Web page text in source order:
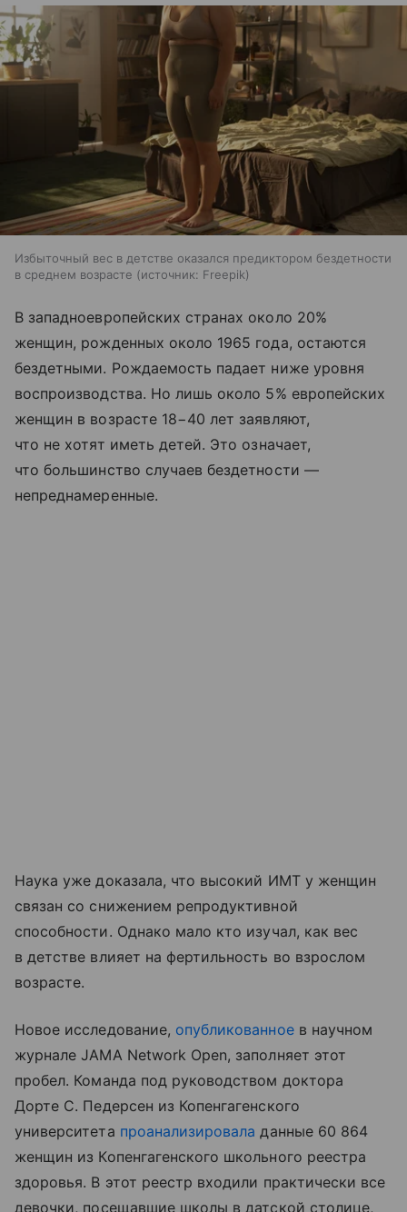
Избыточный вес в детстве оказался предиктором бездетности
в среднем возрасте
источник: Freepik
В западноевропейских странах около 20%
женщин, рожденных около 1965 года, остаются
бездетными. Рождаемость падает ниже уровня
воспроизводства. Но лишь около 5% европейских
женщин в возрасте 18−40 лет заявляют,
что не хотят иметь детей. Это означает,
что большинство случаев бездетности —
непреднамеренные.
Наука уже доказала, что высокий ИМТ у женщин
связан со снижением репродуктивной
способности. Однако мало кто изучал, как вес
в детстве влияет на фертильность во взрослом
возрасте.
Новое исследование, опубликованноев научном
журнале JAMA Network Open, заполняет этот
пробел. Команда под руководством доктора
Дорте С. Педерсен из Копенгагенского
университета проанализировала данные 60 864
женщин из Копенгагенского школьного реестра
здоровья. В этот реестр входили практически все
девочки, посещавшие школы в датской столице,